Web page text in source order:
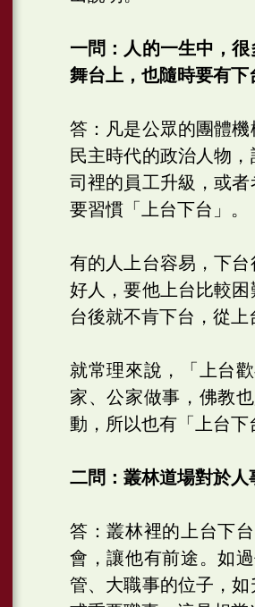
一問：人的一生中，
舞台上，也隨時要有
答：凡是公眾的團體
民主時代的政治人物
司裡的員工升級，或
要習慣「上台下台」。
有的人上台容易，下
好人，要他上台比較
台後就不肯下台，從上
就常理來說，「上台
家、公家做事，佛教
動，所以也有「上台下
二問：叢林道場對於人
答：叢林裡的上台下
會，讓他有前途。如
管、大職事的位子，